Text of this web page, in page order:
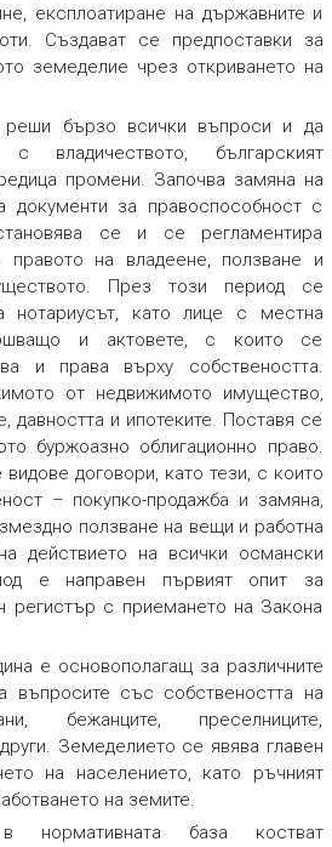
експлоатиране на държавните и
Създават се предпоставки за
земеделие чрез откриването на
бързо всички въпроси и да
владичеството, българският
промени. Започва замяна на
документи за правоспособност с
се и се регламентира
правото на владеене, ползване и
През този период се
нотариусът, като лице с местна
и актовете, с които се
и права върху собствеността.
от недвижимото имущество,
давността и ипотеките. Поставя се
буржоазно облигационно право.
договори, като тези, с които
– покупко-продажба и замяна,
ползване на вещи и работна
действието на всички османски
е направен първият опит за
регистър с приемането на Закона
е основополагащ за различните
въпросите със собствеността на
бежанците, преселниците,
Земеделието се явява главен
на населението, като ръчният
на земите.
в нормативната база костват